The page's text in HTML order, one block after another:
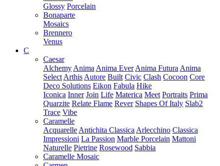
Glossy Porcelain
Bonaparte
Mosaics
Brennero
Venus
C
Caesar
Alchemy Anima Anima Ever Anima Futura Anima
Select Arthis Autore Built Civic Clash Cocoon Core
Deco Solutions Eikon Fabula Hike
Iconica Inner Join Life Materica Meet Portraits Prima
Quarzite Relate Flame Rever Shapes Of Italy Slab2
Trace Vibe
Caramelle
Acquarelle Antichita Classica Arlecchino Classica
Impressioni La Passion Marble Porcelain Mattoni
Naturelle Pietrine Rosewood Sabbia
Caramelle Mosaic